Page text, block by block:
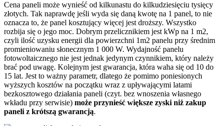
Cena paneli może wynieść od kilkunastu do kilkudziesięciu tysięcy
złotych. Tak naprawdę jeśli wyda się daną kwotę na 1 panel, to nie
oznacza to, że panel kosztujący więcej jest droższy. Wszystko
rozbija się o jego moc. Dobrym przelicznikiem jest kWp na 1 m2,
czyli ilość uzysku energii dla powierzchni 1m2 panelu przy średnim
promieniowaniu słonecznym 1 000 W. Wydajność panelu
fotowoltaicznego nie jest jednak jedynym czynnikiem, który należy
brać pod uwagę. Kolejnym jest gwarancja, która waha się od 10 do
15 lat. Jest to ważny parametr, dlatego że pomimo poniesionych
wyższych kosztów na początku wraz z upływającymi latami
bezkosztowego działania paneli (czyt. bez wnoszenia własnego
wkładu przy serwisie) może przynieść większe zyski niż zakup
paneli z krótszą gwarancją.